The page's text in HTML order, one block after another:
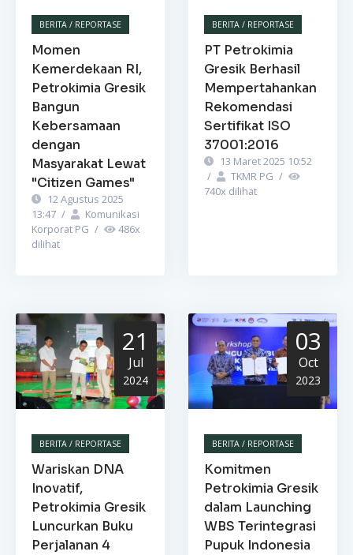
BERITA / REPORTASE
Momen
Kemerdekaan RI,
Petrokimia Gresik
Bangun
Kebersamaan
dengan
Masyarakat Lewat
"Citizen Games"
12 Agustus 2025
13:47 /
Komunikasi
Korporat PG / 486x
dilihat
BERITA / REPORTASE
PT Petrokimia
Gresik Berhasil
Mempertahankan
Rekomendasi
Sertifikat ISO
37001:2016
13 Maret 2025 10:52
/
TKMR PG /
740x dilihat
21
Jul
2024
BERITA / REPORTASE
Wariskan DNA
Inovatif,
Petrokimia Gresik
Luncurkan Buku
Perjalanan 4
03
Oct
2023
BERITA / REPORTASE
Komitmen
Petrokimia Gresik
dalam Launching
WBS Terintegrasi
Pupuk Indonesia